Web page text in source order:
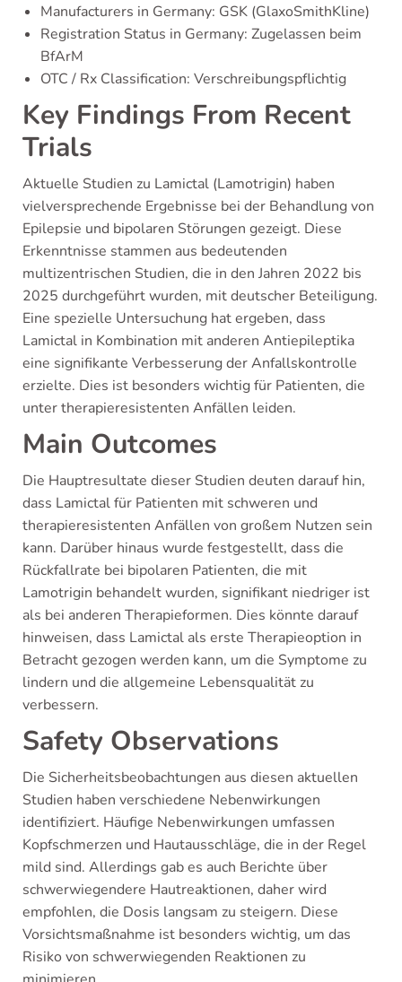
Manufacturers in Germany: GSK (GlaxoSmithKline)
Registration Status in Germany: Zugelassen beim
BfArM
OTC / Rx Classification: Verschreibungspflichtig
Key Findings From Recent
Trials
Aktuelle Studien zu Lamictal (Lamotrigin) haben
vielversprechende Ergebnisse bei der Behandlung von
Epilepsie und bipolaren Störungen gezeigt. Diese
Erkenntnisse stammen aus bedeutenden
multizentrischen Studien, die in den Jahren 2022 bis
2025 durchgeführt wurden, mit deutscher Beteiligung.
Eine spezielle Untersuchung hat ergeben, dass
Lamictal in Kombination mit anderen Antiepileptika
eine signifikante Verbesserung der Anfallskontrolle
erzielte. Dies ist besonders wichtig für Patienten, die
unter therapieresistenten Anfällen leiden.
Main Outcomes
Die Hauptresultate dieser Studien deuten darauf hin,
dass Lamictal für Patienten mit schweren und
therapieresistenten Anfällen von großem Nutzen sein
kann. Darüber hinaus wurde festgestellt, dass die
Rückfallrate bei bipolaren Patienten, die mit
Lamotrigin behandelt wurden, signifikant niedriger ist
als bei anderen Therapieformen. Dies könnte darauf
hinweisen, dass Lamictal als erste Therapieoption in
Betracht gezogen werden kann, um die Symptome zu
lindern und die allgemeine Lebensqualität zu
verbessern.
Safety Observations
Die Sicherheitsbeobachtungen aus diesen aktuellen
Studien haben verschiedene Nebenwirkungen
identifiziert. Häufige Nebenwirkungen umfassen
Kopfschmerzen und Hautausschläge, die in der Regel
mild sind. Allerdings gab es auch Berichte über
schwerwiegendere Hautreaktionen, daher wird
empfohlen, die Dosis langsam zu steigern. Diese
Vorsichtsmaßnahme ist besonders wichtig, um das
Risiko von schwerwiegenden Reaktionen zu